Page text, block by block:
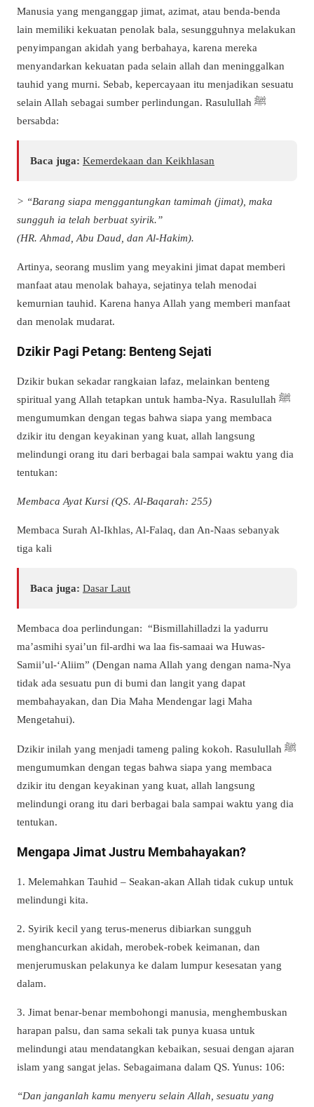
Manusia yang menganggap jimat, azimat, atau benda-benda
lain memiliki kekuatan penolak bala, sesungguhnya melakukan
penyimpangan akidah yang berbahaya, karena mereka
menyandarkan kekuatan pada selain allah dan meninggalkan
tauhid yang murni. Sebab, kepercayaan itu menjadikan sesuatu
selain Allah sebagai sumber perlindungan. Rasulullah ﷺ
bersabda:
Baca juga: Kemerdekaan dan Keikhlasan
> “Barang siapa menggantungkan tamimah (jimat), maka
sungguh ia telah berbuat syirik.”
(HR. Ahmad, Abu Daud, dan Al-Hakim).
Artinya, seorang muslim yang meyakini jimat dapat memberi
manfaat atau menolak bahaya, sejatinya telah menodai
kemurnian tauhid. Karena hanya Allah yang memberi manfaat
dan menolak mudarat.
Dzikir Pagi Petang: Benteng Sejati
Dzikir bukan sekadar rangkaian lafaz, melainkan benteng
spiritual yang Allah tetapkan untuk hamba-Nya. Rasulullah ﷺ
mengumumkan dengan tegas bahwa siapa yang membaca
dzikir itu dengan keyakinan yang kuat, allah langsung
melindungi orang itu dari berbagai bala sampai waktu yang dia
tentukan:
Membaca Ayat Kursi (QS. Al-Baqarah: 255)
Membaca Surah Al-Ikhlas, Al-Falaq, dan An-Naas sebanyak
tiga kali
Baca juga: Dasar Laut
Membaca doa perlindungan: “Bismillahilladzi la yadurru
ma’asmihi syai’un fil-ardhi wa laa fis-samaai wa Huwas-
Samii’ul-‘Aliim” (Dengan nama Allah yang dengan nama-Nya
tidak ada sesuatu pun di bumi dan langit yang dapat
membahayakan, dan Dia Maha Mendengar lagi Maha
Mengetahui).
Dzikir inilah yang menjadi tameng paling kokoh. Rasulullah ﷺ
mengumumkan dengan tegas bahwa siapa yang membaca
dzikir itu dengan keyakinan yang kuat, allah langsung
melindungi orang itu dari berbagai bala sampai waktu yang dia
tentukan.
Mengapa Jimat Justru Membahayakan?
1. Melemahkan Tauhid – Seakan-akan Allah tidak cukup untuk
melindungi kita.
2. Syirik kecil yang terus-menerus dibiarkan sungguh
menghancurkan akidah, merobek-robek keimanan, dan
menjerumuskan pelakunya ke dalam lumpur kesesatan yang
dalam.
3. Jimat benar-benar membohongi manusia, menghembuskan
harapan palsu, dan sama sekali tak punya kuasa untuk
melindungi atau mendatangkan kebaikan, sesuai dengan ajaran
islam yang sangat jelas. Sebagaimana dalam QS. Yunus: 106:
“Dan janganlah kamu menyeru selain Allah, sesuatu yang